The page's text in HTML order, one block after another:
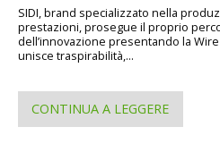
SIDI, brand specializzato nella
prestazioni, prosegue il proprio
dell’innovazione presentando la
unisce traspirabilità,...
CONTINUA A LEGGERE